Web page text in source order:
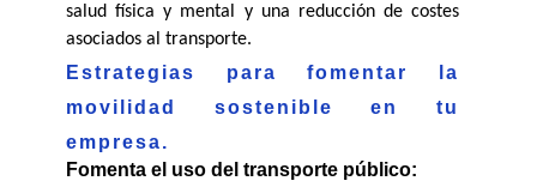
salud física y mental y una reducción de costes
asociados al transporte.
Estrategias para fomentar la
movilidad sostenible en tu
empresa.
Fomenta el uso del transporte público: